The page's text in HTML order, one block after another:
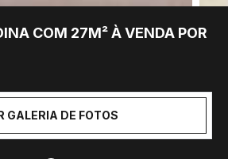
COM 27M² À VENDA POR
GALERIA DE FOTOS